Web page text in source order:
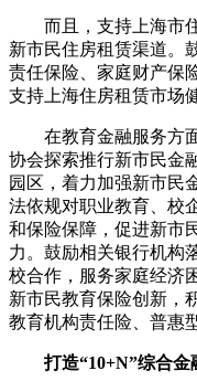
而且，支持上海市
新市民住房租赁渠道。
责任保险、家庭财产保
支持上海住房租赁市场
在教育金融服务方
协会探索推行新市民金
园区，着力加强新市民
法依规对职业教育、校
和保险保障，促进新市
力。鼓励相关银行机构
校合作，服务家庭经济
新市民教育保险创新，
教育机构责任险、普惠
打造“10+N”综合金